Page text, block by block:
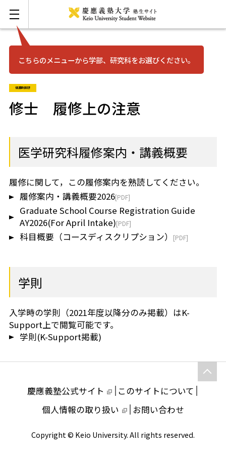
こちらのメニューから学部、研究科をお選びください。
お問い合わせ English
三田
湘南藤沢
矢上
信濃町
信濃町医研
修士 履修上の注意
医学研究科履修案内・講義概要
履修に関して，この履修案内を熟読してください。
履修案内・講義概要2026
Graduate School Course Registration Guide
AY2026(For April Intake)
科目概要（コースディスクリプション）
学則
入学時の学則（2021年度以降分のみ掲載）はK-
Support上で閲覧可能です。
学則(K-Support掲載)
慶應義塾公式サイト
このサイトについて
個人情報の取り扱い
お問い合わせ
Copyright © Keio University. All rights reserved.